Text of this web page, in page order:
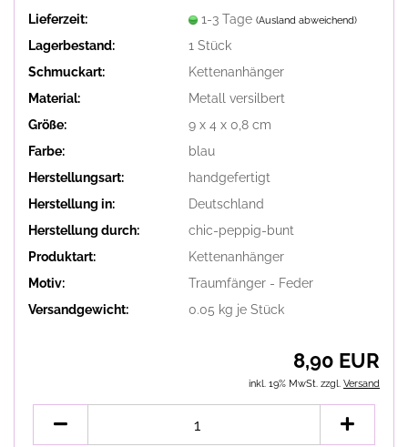
Lieferzeit:
1-3 Tage (Ausland abweichend)
Lagerbestand: 1 Stück
Schmuckart:
Kettenanhänger
Material:
Metall versilbert
Größe:
9 x 4 x 0,8 cm
Farbe:
blau
Herstellungsart:
handgefertigt
Herstellung in:
Deutschland
Herstellung durch:
chic-peppig-bunt
Produktart:
Kettenanhänger
Motiv:
Traumfänger - Feder
Versandgewicht:
0.05 kg je Stück
8,90 EUR
inkl. 19% MwSt. zzgl. Versand